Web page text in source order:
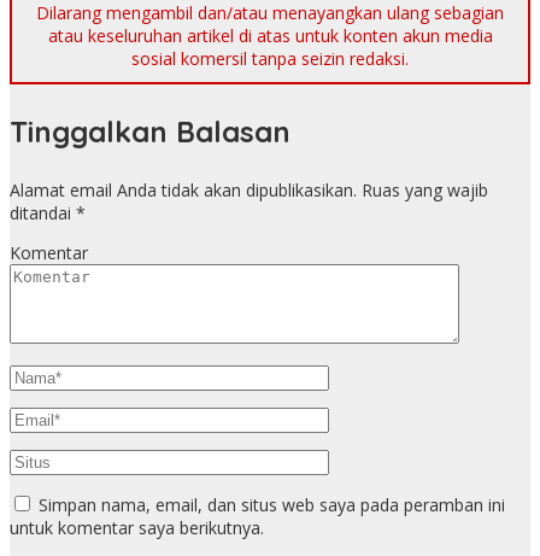
Dilarang mengambil dan/atau menayangkan ulang sebagian
atau keseluruhan artikel di atas untuk konten akun media
sosial komersil tanpa seizin redaksi.
Tinggalkan Balasan
Alamat email Anda tidak akan dipublikasikan. Ruas yang wajib
ditandai *
Komentar
Simpan nama, email, dan situs web saya pada peramban ini
untuk komentar saya berikutnya.